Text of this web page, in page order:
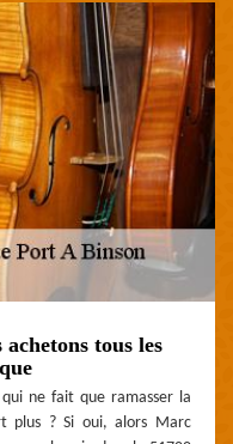
tous les
ne fait que ramasser la
plus ? Si oui, alors Marc